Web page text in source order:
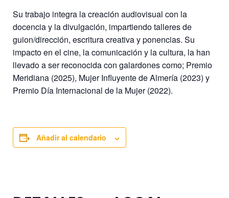
Su trabajo integra la creación audiovisual con la
docencia y la divulgación, impartiendo talleres de
guion/dirección, escritura creativa y ponencias. Su
impacto en el cine, la comunicación y la cultura, la han
llevado a ser reconocida con galardones como; Premio
Meridiana (2025), Mujer Influyente de Almería (2023) y
Premio Día Internacional de la Mujer (2022).
Añadir al calendario